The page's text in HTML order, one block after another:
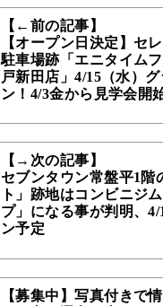
【←前の記事】
【オープン日決定】セ
駐車場跡「エニタイム
戸新田店」4/15（水）
ン！4/3金から見学会開
【→次の記事】
セブンタウン常盤平1階
ト」跡地はコンビニジ
プ」になる事が判明、
ン予定
【募集中】写真付きで